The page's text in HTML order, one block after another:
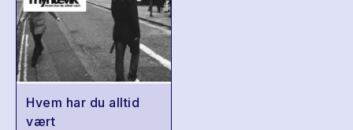
Hvem har du alltid
vært